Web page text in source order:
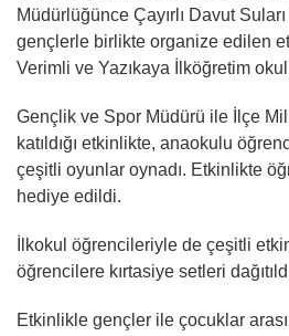
Müdürlüğünce Çayırlı Davut
gençlerle birlikte organize edilen
Verimli ve Yazıkaya İlköğretim
Gençlik ve Spor Müdürü ile İlçe
katıldığı etkinlikte, anaokulu
çeşitli oyunlar oynadı. Etkinlikte
hediye edildi.
İlkokul öğrencileriyle de çeşitli
öğrencilere kırtasiye setleri
Etkinlikle gençler ile çocuklar